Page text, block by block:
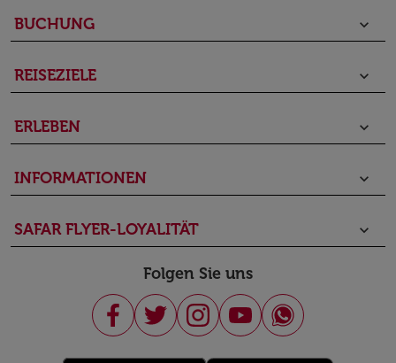
BUCHUNG keyboard_arrow_down
REISEZIELE keyboard_arrow_down
ERLEBEN keyboard_arrow_down
INFORMATIONEN keyboard_arrow_down
SAFAR FLYER-LOYALITÄT keyboard_arrow_down
Folgen Sie uns